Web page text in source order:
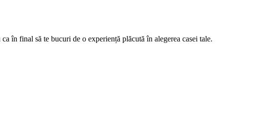
în final să te bucuri de o experiență plăcută în alegerea casei tale.